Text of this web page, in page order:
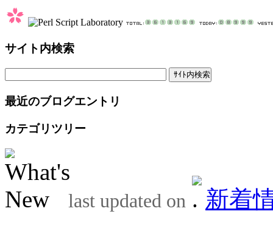
サイト内検索
最近のブログエントリ
カテゴリツリー
last updated on
新着